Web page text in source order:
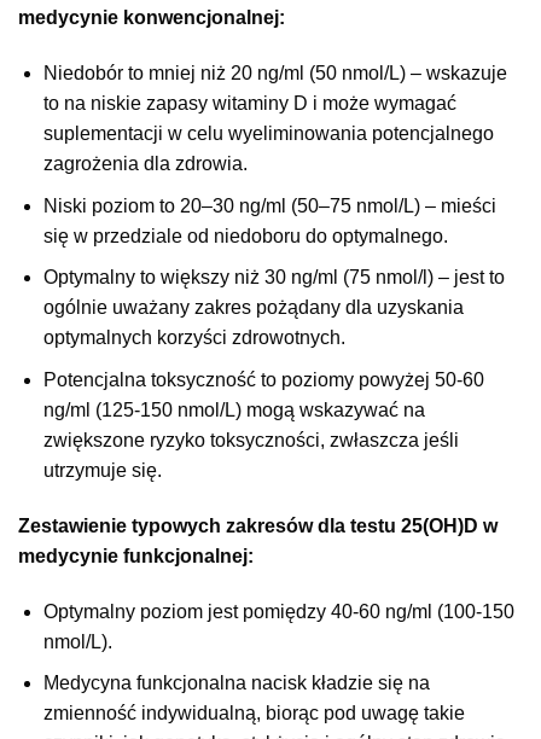
medycynie konwencjonalnej:
Niedobór to mniej niż 20 ng/ml (50 nmol/L) – wskazuje
to na niskie zapasy witaminy D i może wymagać
suplementacji w celu wyeliminowania potencjalnego
zagrożenia dla zdrowia.
Niski poziom to 20–30 ng/ml (50–75 nmol/L) – mieści
się w przedziale od niedoboru do optymalnego.
Optymalny to większy niż 30 ng/ml (75 nmol/l) – jest to
ogólnie uważany zakres pożądany dla uzyskania
optymalnych korzyści zdrowotnych.
Potencjalna toksyczność to poziomy powyżej 50-60
ng/ml (125-150 nmol/L) mogą wskazywać na
zwiększone ryzyko toksyczności, zwłaszcza jeśli
utrzymuje się.
Zestawienie typowych zakresów dla testu 25(OH)D w
medycynie funkcjonalnej:
Optymalny poziom jest pomiędzy 40-60 ng/ml (100-150
nmol/L).
Medycyna funkcjonalna nacisk kładzie się na
zmienność indywidualną, biorąc pod uwagę takie